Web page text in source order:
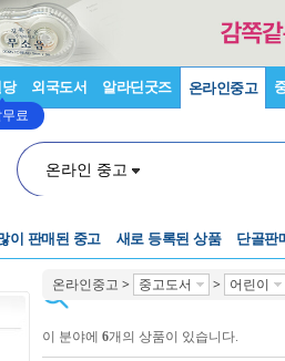
료
외국도서 알라딘굿즈 온라인중고
온라인 중고
이 판매된 중고 새로 등록된 상품 단골판
온라인중고 > 중고도서 > 어린이
이 분야에 6개의 상품이 있습니다.